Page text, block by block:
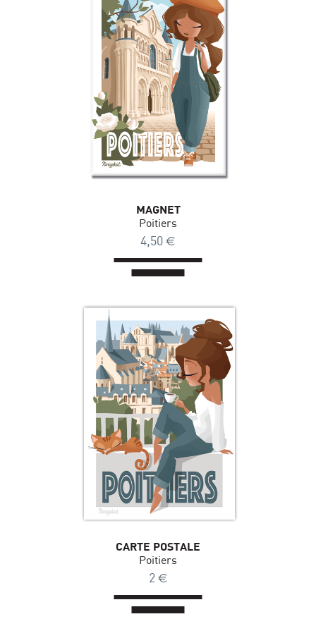
MAGNET
Poitiers
4,50 €
CARTE POSTALE
Poitiers
2 €